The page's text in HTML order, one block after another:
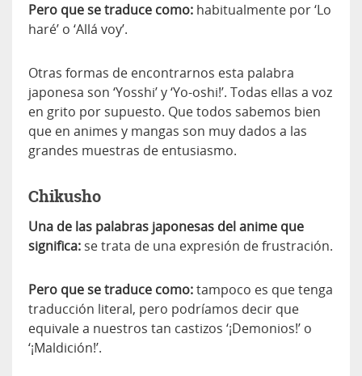
Pero que se traduce como: habitualmente por ‘Lo
haré’ o ‘Allá voy’.
Otras formas de encontrarnos esta palabra
japonesa son ‘Yosshi’ y ‘Yo-oshi!’. Todas ellas a voz
en grito por supuesto. Que todos sabemos bien
que en animes y mangas son muy dados a las
grandes muestras de entusiasmo.
Chikusho
Una de las palabras japonesas del anime que
significa: se trata de una expresión de frustración.
Pero que se traduce como:tampoco es que tenga
traducción literal, pero podríamos decir que
equivale a nuestros tan castizos ‘¡Demonios!’ o
‘¡Maldición!’.